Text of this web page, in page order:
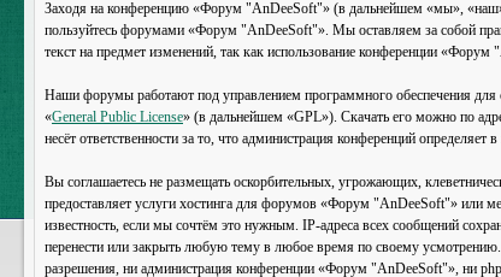
Заходя на конференцию «Форум "AnDeeSoft"» (в дальнейшем «мы»,
пользуйтесь форумами «Форум "AnDeeSoft"». Мы оставляем за собой
текст на предмет изменений, так как использование конференции
Наши форумы работают под управлением программного обеспечения
«General Public License» (в дальнейшем «GPL»). Скачать его можно по
несёт ответственности за то, что администрация конференций
Вы соглашаетесь не размещать оскорбительных, угрожающих,
предоставляет услуги хостинга для форумов «Форум "AnDeeSoft"» или
известность, если мы сочтём это нужным. IP-адреса всех сообщений
перенести или закрыть любую тему в любое время по своему
разрешения, ни администрация конференции «Форум "AnDeeSoft"», ни